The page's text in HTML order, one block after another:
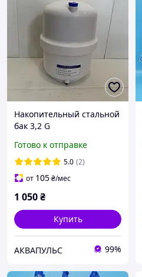
Накопительный стальной
бак 3,2 G
Готово к отправке
5.0 (2)
от 105₴/мес
1 050₴
Купить
АКВАПУЛЬС 99%